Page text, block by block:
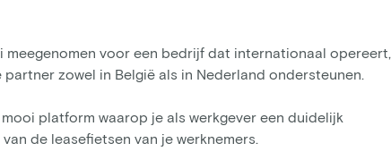
voor een bedrijf dat internationaal opereert,
partner zowel in België als in Nederland ondersteunen.
mooi platform waarop je als werkgever een duidelijk
de leasefietsen van je werknemers.